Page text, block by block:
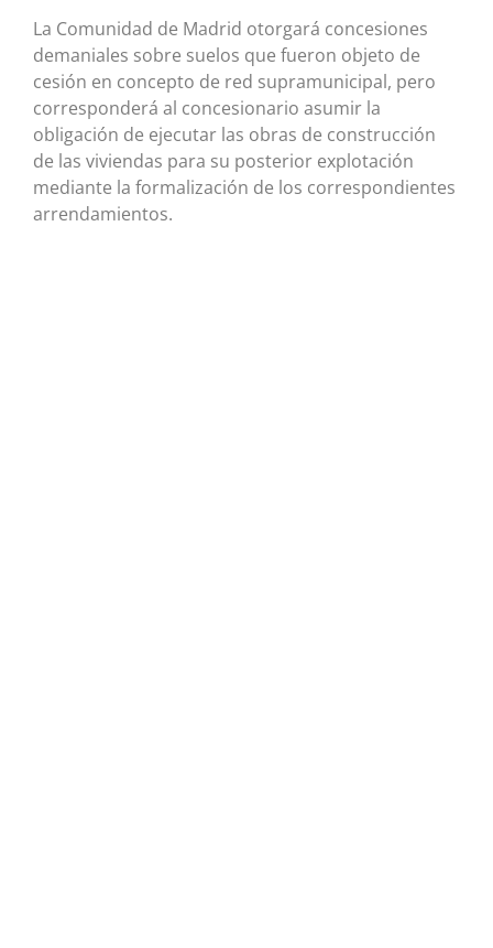
La Comunidad de Madrid otorgará concesiones
demaniales sobre suelos que fueron objeto de
cesión en concepto de red supramunicipal, pero
corresponderá al concesionario asumir la
obligación de ejecutar las obras de construcción
de las viviendas para su posterior explotación
mediante la formalización de los correspondientes
arrendamientos.